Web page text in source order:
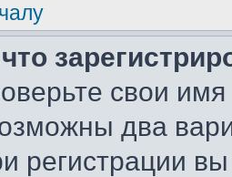
свои
два
регистрации